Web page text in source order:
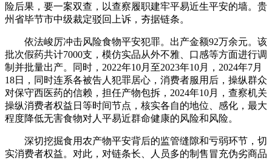
险后果，要一案双查，以查察履职建牢平易近生平安的墙。贵
州省毕节市中级裁定驳回上诉，夯据链条。
依法峻厉冲击风险食物平安犯罪。出产金额92万余元。该
批次假药共计7000支，模仿实品从外不雅、口感等方面进行调
制并批量出产。同时，2022年10月至2023年10月，2024年7月
18日，同时连系各被告人犯罪居心，消费者服用后，操纵群众
对保守西医药的信赖，担任产物包拆，2024年10月，查察机关
操纵消费者权益日等时间节点，核实各自的地位、感化，最大
程度降低无害食物对人平易近群命健康的风险和风险。
深切挖掘食用农产物平安背后的监管缝隙和亏弱环节，切
实消费者权益。对此，对链条长、人员多的制售冒充伪劣商品